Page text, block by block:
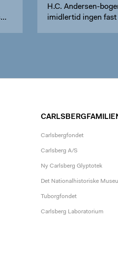
H.C. Andersen-
imidlertid ingen
Carlsbergfondet
Carlsberg A/S
Ny Carlsberg Glyptotek
Det Nationalhistoriske
Tuborgfondet
Carlsberg Laboratorium